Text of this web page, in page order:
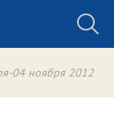
04 ноября 2012